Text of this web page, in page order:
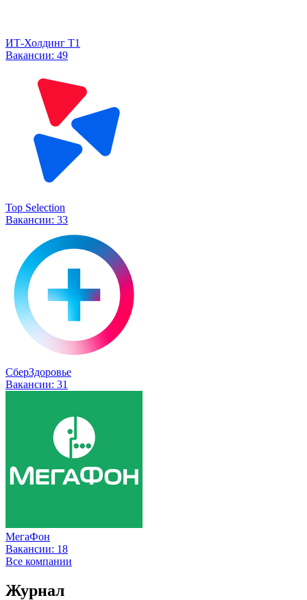
ИТ-Холдинг Т1
Вакансии: 49
Top Selection
Вакансии: 33
СберЗдоровье
Вакансии: 31
МегаФон
Вакансии: 18
Все компании
Журнал